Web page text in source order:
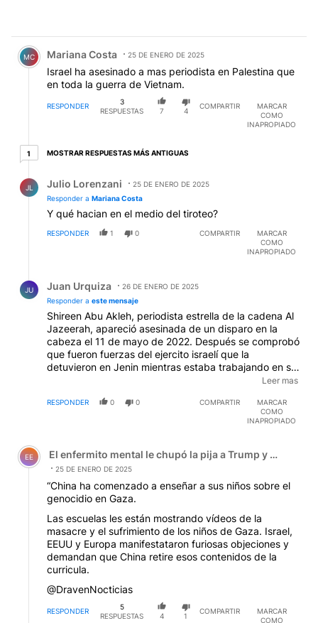
Comentario de Mariana Costa.
MC Mariana Costa 25 DE ENERO DE 2025
Israel ha asesinado a mas periodista en Palestina que
en toda la guerra de Vietnam.
RESPONDER
3
RESPUESTAS
7 4
COMPARTIR
MARCAR
COMO
INAPROPIADO
11 respuesta más antiguas
MOSTRAR RESPUESTAS MÁS ANTIGUAS
JL Julio Lorenzani
25 DE ENERO DE 2025
Responder a Mariana Costa
Y qué hacian en el medio del tiroteo?
RESPONDER 1 0 COMPARTIR
MARCAR
COMO
INAPROPIADO
JU Juan Urquiza
26 DE ENERO DE 2025
Responder a este mensaje
Shireen Abu Akleh, periodista estrella de la cadena Al
Jazeerah, apareció asesinada de un disparo en la
cabeza el 11 de mayo de 2022. Después se comprobó
que fueron fuerzas del ejercito israelí que la
detuvieron en Jenin mientras estaba trabajando en su
en que mundo viven los que defienden a los
Leer mas
RESPONDER 0 0 COMPARTIR
MARCAR
COMO
INAPROPIADO
Comentario de El enfermito mental le chupó la pija a
EE El enfermito mental le chupó la pija a Trump y el
25 DE ENERO DE 2025
“China ha comenzado a enseñar a sus niños sobre el
genocidio en Gaza.
Las escuelas les están mostrando vídeos de la
masacre y el sufrimiento de los niños de Gaza. Israel,
EEUU y Europa manifestataron furiosas objeciones y
demandan que China retire esos contenidos de la
curricula.
@DravenNocticias
RESPONDER
5
RESPUESTAS
4 1
COMPARTIR
MARCAR
COMO